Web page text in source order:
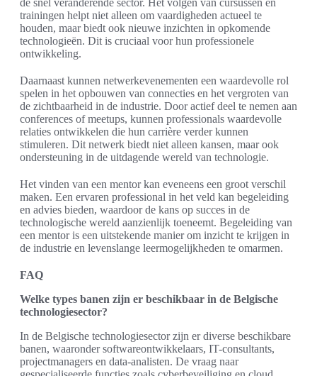
de snel veranderende sector. Het volgen van cursussen en
trainingen helpt niet alleen om vaardigheden actueel te
houden, maar biedt ook nieuwe inzichten in opkomende
technologieën. Dit is cruciaal voor hun professionele
ontwikkeling.
Daarnaast kunnen netwerkevenementen een waardevolle rol
spelen in het opbouwen van connecties en het vergroten van
de zichtbaarheid in de industrie. Door actief deel te nemen aan
conferences of meetups, kunnen professionals waardevolle
relaties ontwikkelen die hun carrière verder kunnen
stimuleren. Dit netwerk biedt niet alleen kansen, maar ook
ondersteuning in de uitdagende wereld van technologie.
Het vinden van een mentor kan eveneens een groot verschil
maken. Een ervaren professional in het veld kan begeleiding
en advies bieden, waardoor de kans op succes in de
technologische wereld aanzienlijk toeneemt. Begeleiding van
een mentor is een uitstekende manier om inzicht te krijgen in
de industrie en levenslange leermogelijkheden te omarmen.
FAQ
Welke types banen zijn er beschikbaar in de Belgische
technologiesector?
In de Belgische technologiesector zijn er diverse beschikbare
banen, waaronder softwareontwikkelaars, IT-consultants,
projectmanagers en data-analisten. De vraag naar